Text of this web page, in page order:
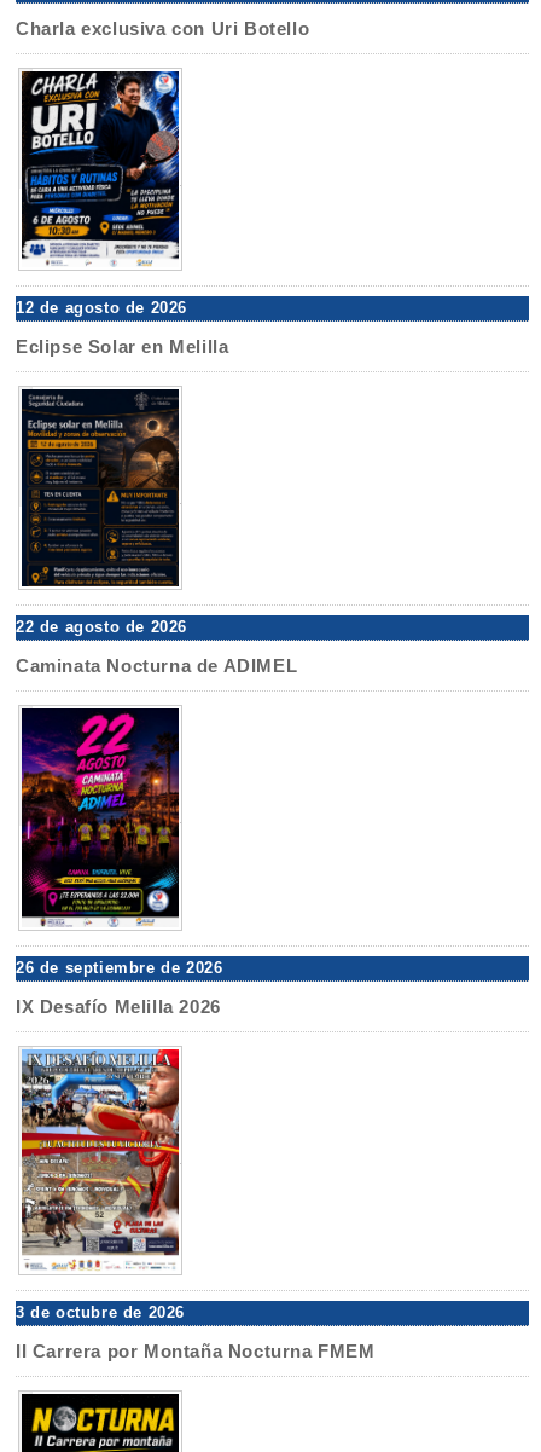
Charla exclusiva con Uri Botello
12 de agosto de 2026
Eclipse Solar en Melilla
22 de agosto de 2026
Caminata Nocturna de ADIMEL
26 de septiembre de 2026
IX Desafío Melilla 2026
3 de octubre de 2026
II Carrera por Montaña Nocturna FMEM